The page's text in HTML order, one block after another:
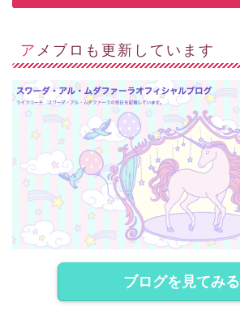
アメブロも更新しています
ブログを見てみる